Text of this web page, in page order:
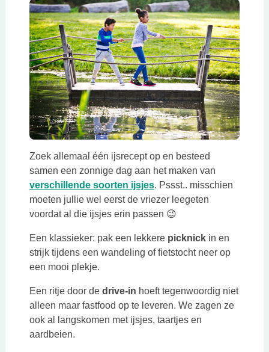
Zoek allemaal één ijsrecept op en besteed
samen een zonnige dag aan het maken van
verschillende soorten ijsjes. Pssst.. misschien
moeten jullie wel eerst de vriezer leegeten
voordat al die ijsjes erin passen 😉
Een klassieker: pak een lekkere picknickin en
strijk tijdens een wandeling of fietstocht neer op
een mooi plekje.
Een ritje door de drive-in hoeft tegenwoordig niet
alleen maar fastfood op te leveren. We zagen ze
ook al langskomen met ijsjes, taartjes en
aardbeien.